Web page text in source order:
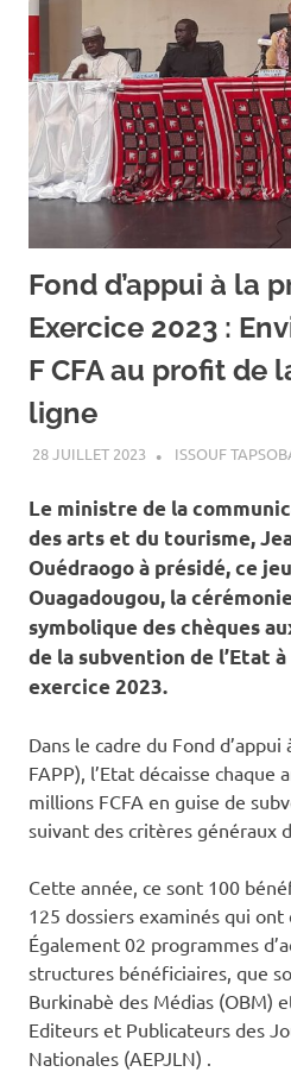
Fond d’appui à la
Exercice 2023 :
F CFA au profit de
ligne
28 JUILLET 2023 ISSOUF
Le ministre de la
des arts et du tourisme,
Ouédraogo à présidé, ce
Ouagadougou, la
symbolique des chèques
de la subvention de l’Etat
exercice 2023.
Dans le cadre du Fond
FAPP), l’Etat décaisse chaque
millions FCFA en guise de
suivant des critères généraux
Cette année, ce sont 100
125 dossiers examinés qui
Également 02 programmes
structures bénéficiaires, que
Burkinabè des Médias (OBM)
Editeurs et Publicateurs des
Nationales (AEPJLN) .